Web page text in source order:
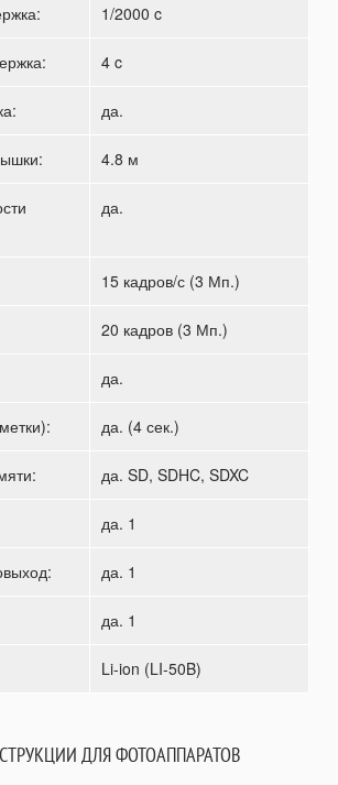
1/2000 c
4 c
да.
4.8 м
да.
15 кадров/с (3 Мп.)
20 кадров (3 Мп.)
да.
да. (4 сек.)
да. SD, SDHC, SDXC
да. 1
да. 1
да. 1
Li-ion (LI-50B)
ДЛЯ ФОТОАППАРАТОВ